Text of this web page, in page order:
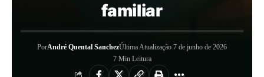
familiar
PorAndré Quental SanchezÚltima Atualização 7 de junho de 2026
7 Min Leitura